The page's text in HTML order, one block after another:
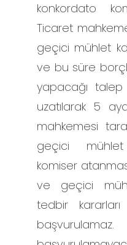
konkordato
Ticaret
geçici mühlet
ve bu süre
yapacağı
uzatılarak 5
mahkemesi
geçici
komiser
ve geçici
tedbir